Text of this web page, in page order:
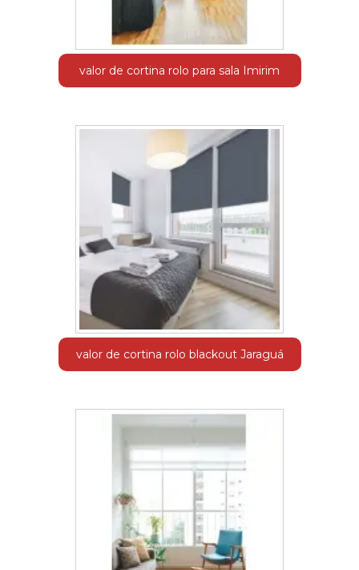
valor de cortina rolo para sala Imirim
valor de cortina rolo blackout Jaraguá